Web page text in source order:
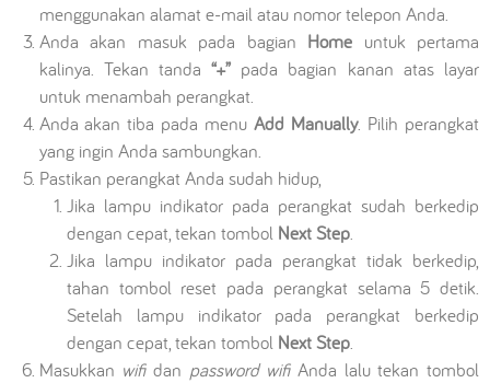
menggunakan alamat e-mail atau nomor telepon Anda.
Anda akan masuk pada bagian Home untuk pertama
kalinya. Tekan tanda“+” pada bagian kanan atas layar
untuk menambah perangkat.
Anda akan tiba pada menuAdd Manually. Pilih perangkat
yang ingin Anda sambungkan.
Pastikan perangkat Anda sudah hidup,
Jika lampu indikator pada perangkat sudah berkedip
dengan cepat, tekan tombol Next Step.
Jika lampu indikator pada perangkat tidak berkedip,
tahan tombol reset pada perangkat selama 5 detik.
Setelah lampu indikator pada perangkat berkedip
dengan cepat, tekan tombol Next Step.
Masukkan wifidan password wifiAnda lalu tekan tombol